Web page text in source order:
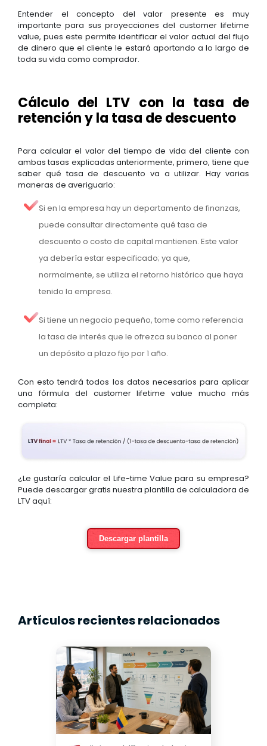
Entender el concepto del valor presente es muy
importante para sus proyecciones del customer lifetime
value, pues este permite identificar el valor actual del flujo
de dinero que el cliente le estará aportando a lo largo de
toda su vida como comprador.
Cálculo del LTV con la tasa de
retención y la tasa de descuento
Para calcular el valor del tiempo de vida del cliente con
ambas tasas explicadas anteriormente, primero, tiene que
saber qué tasa de descuento va a utilizar. Hay varias
maneras de averiguarlo:
Si en la empresa hay un departamento de finanzas,
puede consultar directamente qué tasa de
descuento o costo de capital mantienen. Este valor
ya debería estar especificado; ya que,
normalmente, se utiliza el retorno histórico que haya
tenido la empresa.
Si tiene un negocio pequeño, tome como referencia
la tasa de interés que le ofrezca su banco al poner
un depósito a plazo fijo por 1 año.
Con esto tendrá todos los datos necesarios para aplicar
una fórmula del customer lifetime value mucho más
completa:
¿Le gustaría calcular el Life-time Value para su empresa?
Puede descargar gratis nuestra plantilla de calculadora de
LTV aquí:
Descargar plantilla
Artículos recientes relacionados